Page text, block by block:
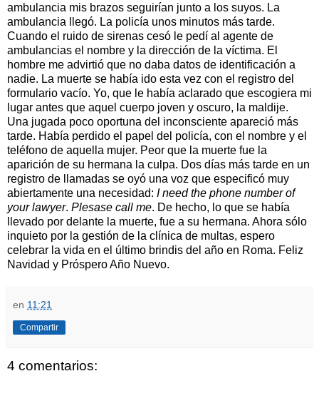
ambulancia mis brazos seguirían junto a los suyos. La
ambulancia llegó. La policía unos minutos más tarde.
Cuando el ruido de sirenas cesó le pedí al agente de
ambulancias el nombre y la dirección de la víctima. El
hombre me advirtió que no daba datos de identificación a
nadie. La muerte se había ido esta vez con el registro del
formulario vacío. Yo, que le había aclarado que escogiera mi
lugar antes que aquel cuerpo joven y oscuro, la maldije.
Una jugada poco oportuna del inconsciente apareció más
tarde. Había perdido el papel del policía, con el nombre y el
teléfono de aquella mujer. Peor que la muerte fue la
aparición de su hermana la culpa. Dos días más tarde en un
registro de llamadas se oyó una voz que especificó muy
abiertamente una necesidad: I need the phone number of
your lawyer. Plesase call me. De hecho, lo que se había
llevado por delante la muerte, fue a su hermana. Ahora sólo
inquieto por la gestión de la clínica de multas, espero
celebrar la vida en el último brindis del año en Roma. Feliz
Navidad y Próspero Año Nuevo.
en 11:21
Compartir
4 comentarios: